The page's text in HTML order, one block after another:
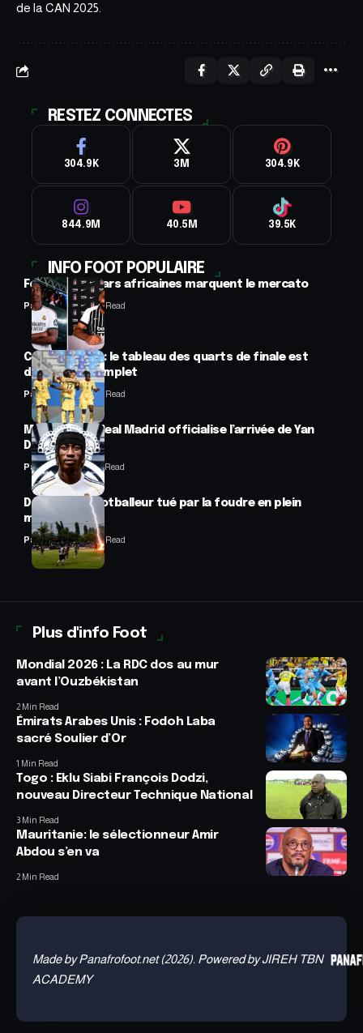
de la CAN 2025.
RESTEZ CONNECTES
304.9K 3M 304.9K
844.9M 40.5M 39.5K
INFO FOOT POPULAIRE
Football : 2 stars africaines marquent le mercato
Panafrofoot2 Min Read
CAN féminine : le tableau des quarts de finale est
désormais complet
Panafrofoot2 Min Read
Mercato : Le Real Madrid officialise l’arrivée de Yan
Diomandé
Panafrofoot1 Min Read
Drame : un footballeur tué par la foudre en plein
match
Panafrofoot2 Min Read
Plus d'info Foot
Mondial 2026 : La RDC dos au mur
avant l’Ouzbékistan
2 Min Read
Émirats Arabes Unis : Fodoh Laba
sacré Soulier d’Or
1 Min Read
Togo : Eklu Siabi François Dodzi,
nouveau Directeur Technique National
3 Min Read
Mauritanie: le sélectionneur Amir
Abdou s’en va
2 Min Read
Made by Panafrofoot.net (2026). Powered by JIREH TBN
ACADEMY